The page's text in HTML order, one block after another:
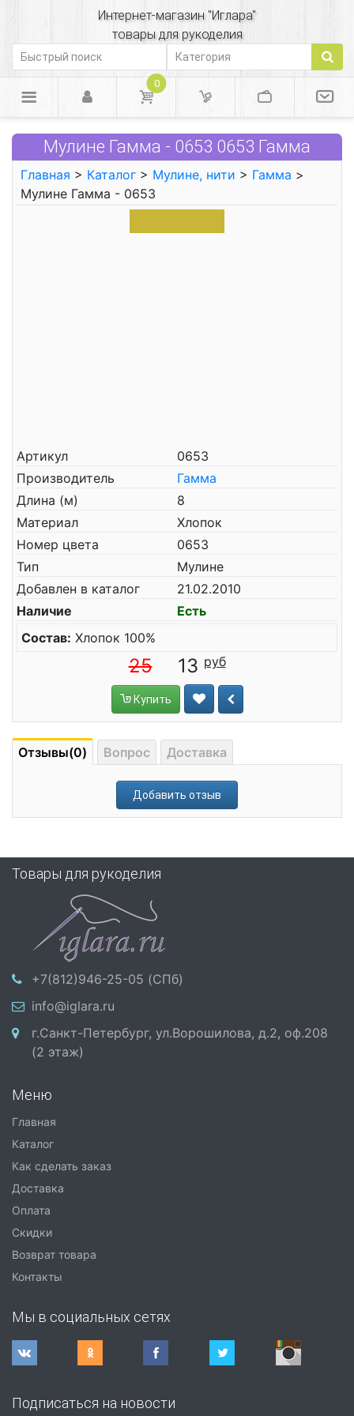
Интернет-магазин "Иглара"
товары для рукоделия
0
Мулине Гамма - 0653 0653 Гамма
Главная > Каталог > Мулине, нити > Гамма >
Мулине Гамма - 0653
Артикул
0653
Производитель
Гамма
Длина (м)
8
Материал
Хлопок
Номер цвета
0653
Тип
Мулине
Добавлен в каталог
21.02.2010
Наличие
Есть
Состав: Хлопок 100%
25 13
Купить
Отзывы(0) Вопрос Доставка
Добавить отзыв
Товары для рукоделия
+7(812)946-25-05 (СПб)
info@iglara.ru
г.Санкт-Петербург, ул.Ворошилова, д.2, оф.208
(2 этаж)
Меню
Главная
Каталог
Как сделать заказ
Доставка
Оплата
Скидки
Возврат товара
Контакты
Мы в социальных сетях
Подписаться на новости